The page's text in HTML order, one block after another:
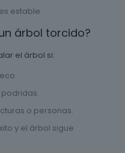
estable.
árbol torcido?
el árbol si:
o personas.
y el árbol sigue